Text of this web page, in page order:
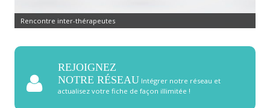
Rencontre inter-thérapeutes
REJOIGNEZ
NOTRE RÉSEAU Intégrer notre réseau et
actualisez votre fiche de façon illimitée !